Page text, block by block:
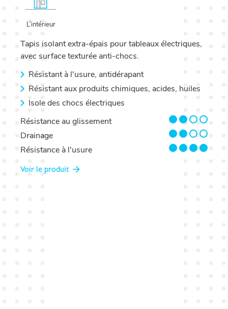
L’intérieur
Tapis isolant extra-épais pour tableaux électriques,
avec surface texturée anti-chocs.
Résistant à l'usure, antidérapant
Résistant aux produits chimiques, acides, huiles
Isole des chocs électriques
Résistance au glissement
2/4
Drainage
2/4
Résistance à l'usure
4/4
Voir le produit